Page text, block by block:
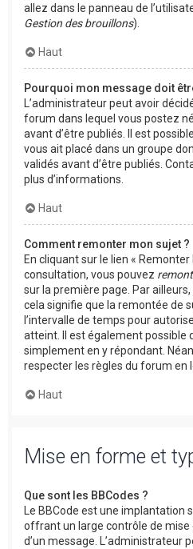
allez dans le panneau de
Gestion des brouillons).
Haut
Pourquoi mon message doit
L’administrateur peut avoir
forum dans lequel vous postez
avant d’être publiés. Il est
vous ait placé dans un groupe
validés avant d’être publiés.
plus d’informations.
Haut
Comment remonter mon sujet ?
En cliquant sur le lien « Remonter
consultation, vous pouvez
sur la première page. Par
cela signifie que la remontée de
l’intervalle de temps pour
atteint. Il est également possible
simplement en y répondant.
respecter les règles du forum en
Haut
Mise en forme et
Que sont les BBCodes ?
Le BBCode est une implantation
offrant un large contrôle de
d’un message. L’administrateur